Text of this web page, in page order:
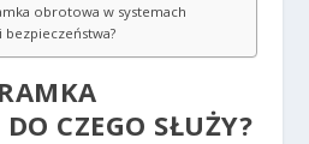
obrotowa w systemach
CZEGO SŁUŻY?